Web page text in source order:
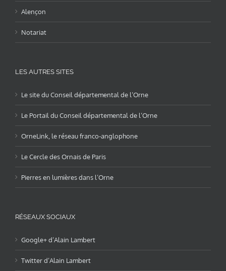
Alençon
Notariat
LES AUTRES SITES
Le site du Conseil départemental de l’Orne
Le Portail du Conseil départemental de l’Orne
OrneLink, le réseau franco-anglophone
Le Cercle des Ornais de Paris
Pierres en lumières dans l’Orne
RÉSEAUX SOCIAUX
Google+ d’Alain Lambert
Twitter d’Alain Lambert